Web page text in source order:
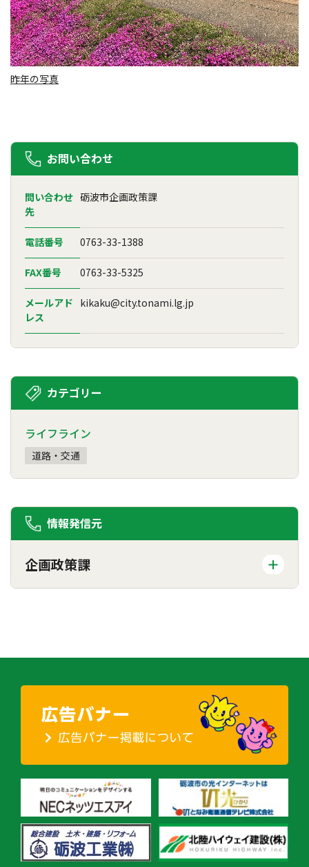
昨年の写真
お問い合わせ
問い合わせ
先
砺波市企画政策課
電話番号 0763-33-1388
FAX番号 0763-33-5325
メールアド
レス
kikaku@city.tonami.lg.jp
カテゴリー
ライフライン
道路・交通
情報発信元
企画政策課